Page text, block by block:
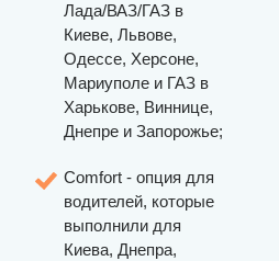
Лада/ВАЗ/ГАЗ в
Киеве, Львове,
Одессе, Херсоне,
Мариуполе и ГАЗ в
Харькове, Виннице,
Днепре и Запорожье;
Comfort - опция для
водителей, которые
выполнили для
Киева, Днепра,